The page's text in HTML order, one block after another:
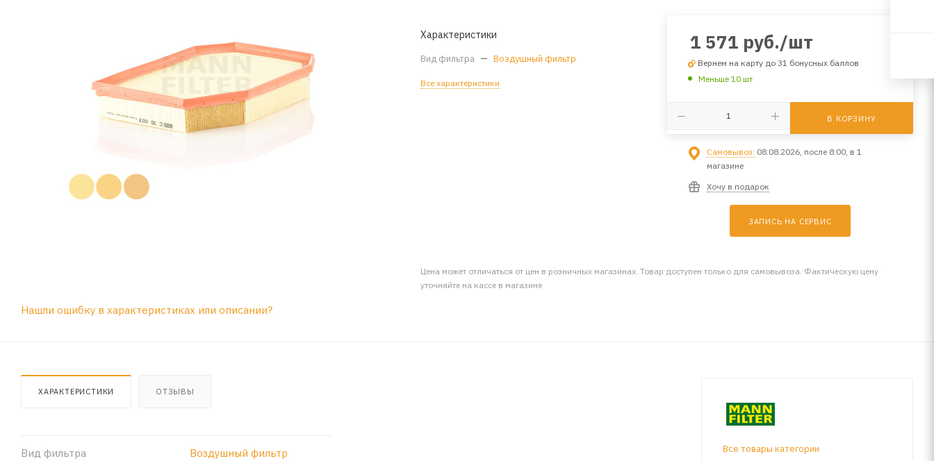
Характеристики
Вид фильтра — Воздушный фильтр
Все характеристики
1 571 руб./шт
Вернем на карту до 31 бонусных баллов
Меньше 10 шт
В КОРЗИНУ
Самовывоз: 08.08.2026, после 8:00, в 1
магазине
Хочу в подарок
ЗАПИСЬ НА СЕРВИС
Цена может отличаться от цен в розничных магазинах. Товар доступен только для самовывоза. Фактическую цену
уточняйте на кассе в магазине
Нашли ошибку в характеристиках или описании?
ХАРАКТЕРИСТИКИ ОТЗЫВЫ
Вид фильтра Воздушный фильтр
Все товары категории